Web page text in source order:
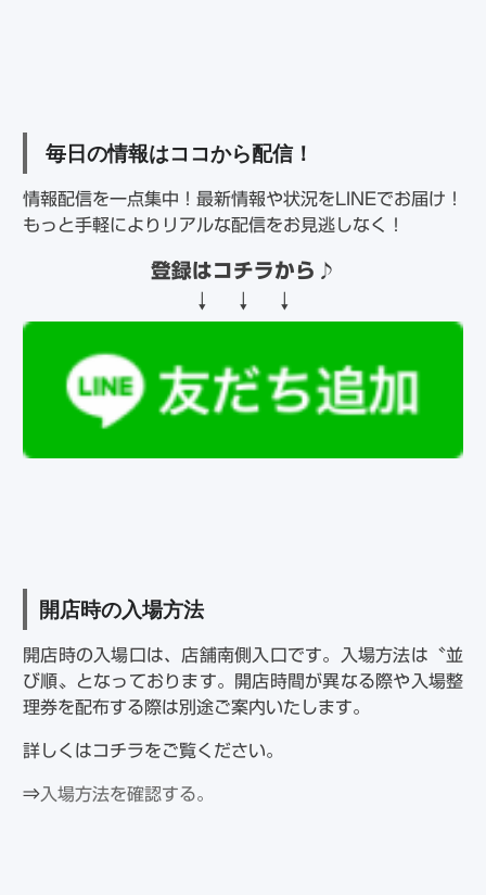
毎日の情報はココから配信！
情報配信を一点集中！最新情報や状況をLINEでお届け！
もっと手軽によりリアルな配信をお見逃しなく！
登録はコチラから ♪
↓ ↓ ↓
開店時の入場方法
開店時の入場口は、店舗南側入口です。入場方法は〝並
び順〟となっております。開店時間が異なる際や入場整
理券を配布する際は別途ご案内いたします。
詳しくはコチラをご覧ください。
⇒入場方法を確認する。